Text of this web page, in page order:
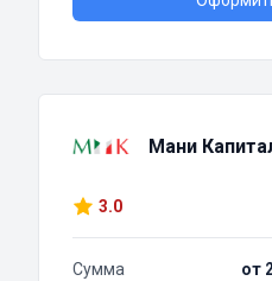
Мани
3.0
Сумма
от